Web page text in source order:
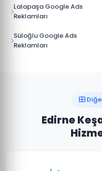
Lalapaşa Google Ads
Reklamları
Süloğlu Google Ads
Reklamları
Edirne